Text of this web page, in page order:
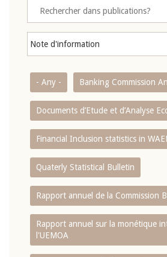
- Any - Banking Commission
Documents d’Etude et d’Analyse
Financial Inclusion statistics in
Quaterly Statistical Bulletin
Rapport annuel de la Commission
Rapport annuel sur la monétique
l'UEMOA